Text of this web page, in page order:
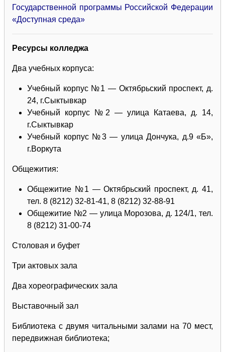
Государственной программы Российской Федерации
«Доступная среда»
Ресурсы колледжа
Два учебных корпуса:
Учебный корпус №1 — Октябрьский проспект, д.
24, г.Сыктывкар
Учебный корпус №2 — улица Катаева, д. 14,
г.Сыктывкар
Учебный корпус №3 — улица Дончука, д.9 «Б»,
г.Воркута
Общежития:
Общежитие №1 — Октябрьский проспект, д. 41,
тел. 8 (8212) 32-81-41, 8 (8212) 32-88-91
Общежитие №2 — улица Морозова, д. 124/1, тел.
8 (8212) 31-00-74
Столовая и буфет
Три актовых зала
Два хореографических зала
Выставочный зал
Библиотека с двумя читальными залами на 70 мест,
передвижная библиотека;